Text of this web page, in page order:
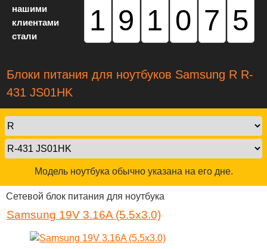
нашими
клиентами
стали
191075
Блоки питания для ноутбуков Samsung R R-
431 JS01HK
Модель ноутбука обычно указана на его дне.
Сетевой блок питания для ноутбука
Samsung 19V 3.16A (5.5x3.0)